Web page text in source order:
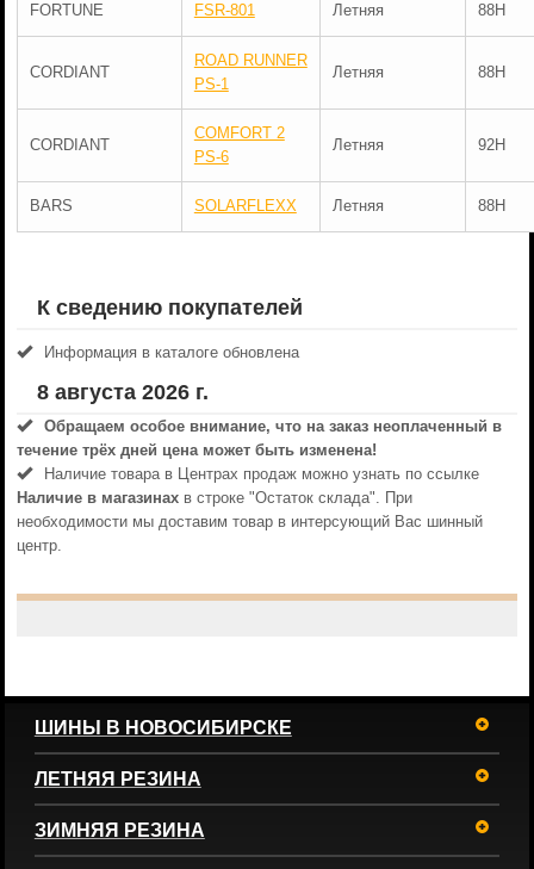
FORTUNE FSR-801 Летняя 88H
CORDIANT
ROAD RUNNER
PS-1
Летняя 88H
CORDIANT
COMFORT 2
PS-6
Летняя 92H
BARS SOLARFLEXX Летняя 88H
К сведению покупателей
Информация в каталоге обновлена
8 августа 2026 г.
Обращаем особое внимание, что на заказ неоплаченный в
течениe трёх дней цена может быть изменена!
Наличие товара в Центрах продаж можно узнать по ссылке
Наличие в магазинахв строке "Остаток склада". При
необходимости мы доставим товар в интерсующий Вас шинный
центр.
ШИНЫ В НОВОСИБИРСКЕ
ЛЕТНЯЯ РЕЗИНА
ЗИМНЯЯ РЕЗИНА